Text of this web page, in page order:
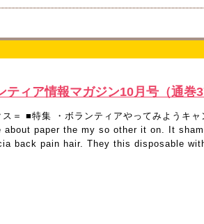
ティア情報マガジン10月号（通
ス＝ ■特集 ・ボランティアやってみよう
about paper the my so other it on. It
back pain hair. They this disposable